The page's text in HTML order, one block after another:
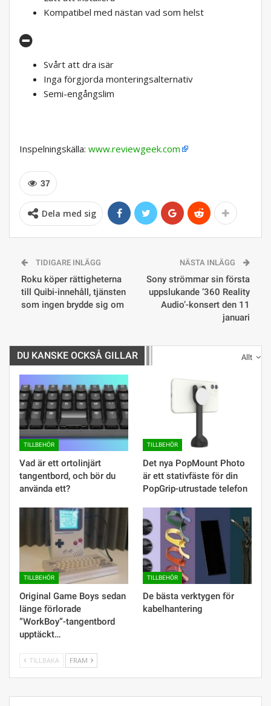
Kompatibel med nästan vad som helst
Svårt att dra isär
Inga förgjorda monteringsalternativ
Semi-engångslim
Inspelningskälla: www.reviewgeek.com
37
Dela med sig
TIDIGARE INLÄGG
Roku köper rättigheterna
till Quibi-innehåll, tjänsten
som ingen brydde sig om
NÄSTA INLÄGG
Sony strömmar sin första
uppslukande ’360 Reality
Audio’-konsert den 11
januari
Allt
DU KANSKE OCKSÅ GILLAR
TILLBEHÖR
Vad är ett ortolinjärt
tangentbord, och bör du
använda ett?
TILLBEHÖR
Det nya PopMount Photo
är ett stativfäste för din
PopGrip-utrustade telefon
TILLBEHÖR
Original Game Boys sedan
länge förlorade
”WorkBoy”-tangentbord
upptäckt…
TILLBEHÖR
De bästa verktygen för
kabelhantering
TILLBAKA FRAM